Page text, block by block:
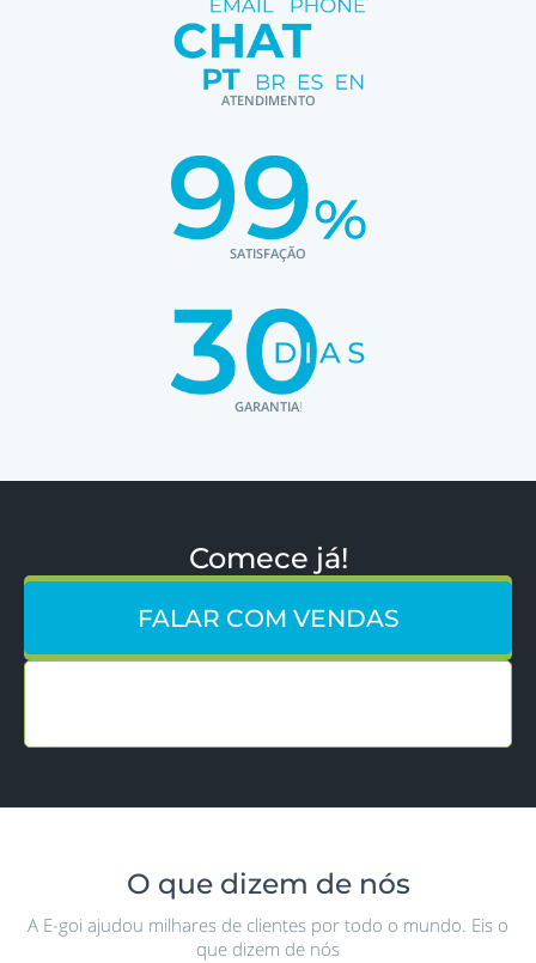
ATENDIMENTO
SATISFAÇÃO
GARANTIA!
Comece já!
FALAR COM VENDAS
O que dizem de nós
A E-goi ajudou milhares de clientes por todo o mundo. Eis o
que dizem de nós